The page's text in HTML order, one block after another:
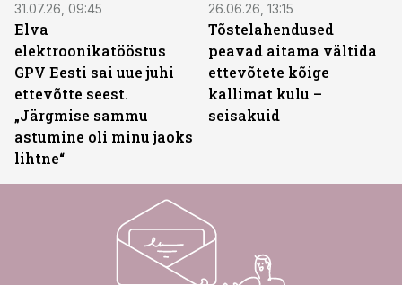
31.07.26, 09:45
Elva
elektroonikatööstus
GPV Eesti sai uue juhi
ettevõtte seest.
„Järgmise sammu
astumine oli minu jaoks
lihtne“
26.06.26, 13:15
Tõstelahendused
peavad aitama vältida
ettevõtete kõige
kallimat kulu –
seisakuid